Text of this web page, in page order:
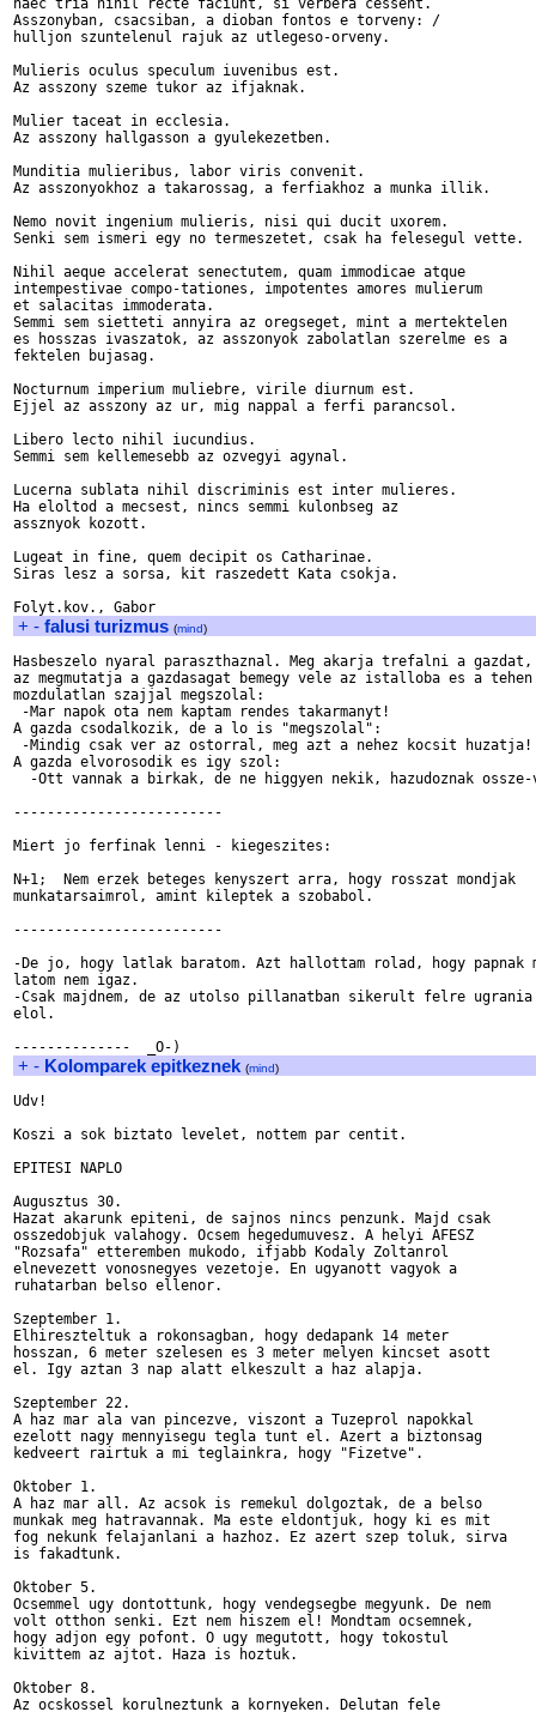
haec tria nihil recte faciunt, si verbera cessent.
Asszonyban, csacsiban, a dioban fontos e torveny: /
hulljon szuntelenul rajuk az utlegeso-orveny.
Mulieris oculus speculum iuvenibus est.
Az asszony szeme tukor az ifjaknak.
Mulier taceat in ecclesia.
Az asszony hallgasson a gyulekezetben.
Munditia mulieribus, labor viris convenit.
Az asszonyokhoz a takarossag, a ferfiakhoz a munka illik.
Nemo novit ingenium mulieris, nisi qui ducit uxorem.
Senki sem ismeri egy no termeszetet, csak ha felesegul vette.
Nihil aeque accelerat senectutem, quam immodicae atque
intempestivae compo-tationes, impotentes amores mulierum
et salacitas immoderata.
Semmi sem sietteti annyira az oregseget, mint a mertektelen
es hosszas ivaszatok, az asszonyok zabolatlan szerelme es a
fektelen bujasag.
Nocturnum imperium muliebre, virile diurnum est.
Ejjel az asszony az ur, mig nappal a ferfi parancsol.
Libero lecto nihil iucundius.
Semmi sem kellemesebb az ozvegyi agynal.
Lucerna sublata nihil discriminis est inter mulieres.
Ha eloltod a mecsest, nincs semmi kulonbseg az
assznyok kozott.
Lugeat in fine, quem decipit os Catharinae.
Siras lesz a sorsa, kit raszedett Kata csokja.
+ - falusi turizmus (mind)
Hasbeszelo nyaral paraszthaznal. Meg akarja trefalni a
az megmutatja a gazdasagat bemegy vele az istalloba es a
mozdulatlan szajjal megszolal:
-Mar napok ota nem kaptam rendes takarmanyt!
A gazda csodalkozik, de a lo is "megszolal":
-Mindig csak ver az ostorral, meg azt a nehez kocsit huzatja!
A gazda elvorosodik es igy szol:
-Ott vannak a birkak, de ne higgyen nekik, hazudoznak
-------------------------
Miert jo ferfinak lenni - kiegeszites:
N+1;  Nem erzek beteges kenyszert arra, hogy rosszat mondjak
munkatarsaimrol, amint kileptek a szobabol.
-------------------------
-De jo, hogy latlak baratom. Azt hallottam rolad, hogy papnak
latom nem igaz.
-Csak majdnem, de az utolso pillanatban sikerult felre ugrania
elol.
+ - Kolomparek epitkeznek (mind)
Udv!
Koszi a sok biztato levelet, nottem par centit.
EPITESI NAPLO
Augusztus 30.
Hazat akarunk epiteni, de sajnos nincs penzunk. Majd csak
osszedobjuk valahogy. Ocsem hegedumuvesz. A helyi AFESZ
"Rozsafa" etteremben mukodo, ifjabb Kodaly Zoltanrol
elnevezett vonosnegyes vezetoje. En ugyanott vagyok a
ruhatarban belso ellenor.
Szeptember 1.
Elhireszteltuk a rokonsagban, hogy dedapank 14 meter
hosszan, 6 meter szelesen es 3 meter melyen kincset asott
el. Igy aztan 3 nap alatt elkeszult a haz alapja.
Szeptember 22.
A haz mar ala van pincezve, viszont a Tuzeprol napokkal
ezelott nagy mennyisegu tegla tunt el. Azert a biztonsag
kedveert rairtuk a mi teglainkra, hogy "Fizetve".
Oktober 1.
A haz mar all. Az acsok is remekul dolgoztak, de a belso
munkak meg hatravannak. Ma este eldontjuk, hogy ki es mit
fog nekunk felajanlani a hazhoz. Ez azert szep toluk, sirva
is fakadtunk.
Oktober 5.
Ocsemmel ugy dontottunk, hogy vendegsegbe megyunk. De nem
volt otthon senki. Ezt nem hiszem el! Mondtam ocsemnek,
hogy adjon egy pofont. O ugy megutott, hogy tokostul
kivittem az ajtot. Haza is hoztuk.
Oktober 8.
Az ocskossel korulneztunk a kornyeken. Delutan fele